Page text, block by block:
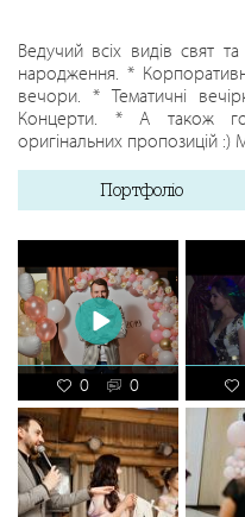
Ведучий всіх видів свят
народження. *
вечори. * Тематичні
Концерти. * А також
оригінальних пропозицій :)
Портфоліо
0 0